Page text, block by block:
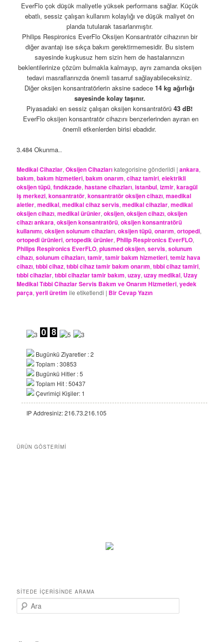
EverFlo çok düşük maliyetle yüksek performans sağlar. Küçük
ebatlı, sessiz çalışan kullanım kolaylığı ve düşük maliyet ön
planda tutularak tasarlanmıştır.
Philips Respironics EverFlo Oksijen Konsantratör cihazının bir
diğer avantajı ise sıkça bakım gerektirmemesidir. Bu sistem
sayesinde kuşkusuz hem sizin hem de hastalarınızın
beklentilerinize çözüm bulmakla kalmayıp, aynı zamanda oksijen
tedavi masraflarınızda önemli tasarruf sağlayabileceksiniz.
Diğer oksijen konsantratörlerin aksine sadece 14 kg ağırlığı
sayesinde kolay taşınır.
Piyasadaki en sessiz çalışan oksijen konsantratörü 43 dB!
EverFlo oksijen konsantratör cihazını benzerlerinden ayıran en
önemli etkenlerden birisi ebadıdır.
3.484 Okunma..
Medikal Cihazlar,Oksijen Cihazlarıkategorisine gönderildi |ankara,
bakım,bakım hizmetleri,bakım onarım,cihaz tamiri,elektrikli
oksijen tüpü,fındıkzade,hastane cihazları,istanbul,izmir,karagül
iş merkezi,konsantratör,konsantratör oksijen cihazı,maedikal
aletler,medikal,medikal cihaz servis,medikal cihazlar,medikal
oksijen cihazı,medikal ürünler,oksijen,oksijen cihazı,oksijen
cihazı ankara,oksijen konsantratörü,oksijen konsantratörü
kullanımı,oksijen solunum cihazları,oksijen tüpü,onarım,ortopedi,
ortopedi ürünleri,ortopedik ürünler, Philip Respironics EverFLO,
Philips Respironics EverFLO,plusmed oksijen,servis,solunum
cihazı,solunum cihazları,tamir,tamir bakım hizmetleri,temiz hava
cihazı,tıbbi cihaz,tıbbi cihaz tamir bakım onarım,tıbbi cihaz tamiri,
tıbbi cihazlar,tıbbi cihazlar tamir bakım,uzay,uzay medikal, Uzay
Medikal Tıbbi Cihazlar Servis Bakım ve Onarım Hizmetleri,yedek
parça,yerli üretim ile etiketlendi | Bir Cevap Yazın
Bugünkü Ziyaretler : 2
Toplam : 30853
Bugünkü Hitler : 5
Toplam Hit : 50437
Çevrimiçi Kişiler: 1
IP Addresiniz: 216.73.216.105
ÜRÜN GÖSTERIMI
SITEDE İÇERISINDE ARAMA
r